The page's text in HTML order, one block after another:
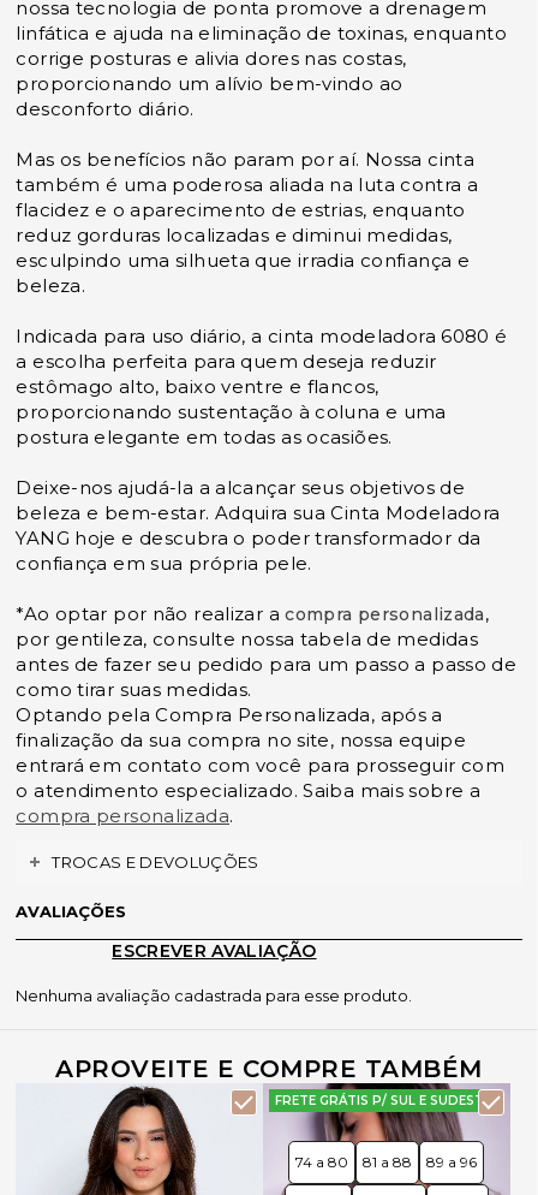
nossa tecnologia de ponta promove a drenagem
linfática e ajuda na eliminação de toxinas, enquanto
corrige posturas e alivia dores nas costas,
proporcionando um alívio bem-vindo ao
desconforto diário.
Mas os benefícios não param por aí. Nossa cinta
também é uma poderosa aliada na luta contra a
flacidez e o aparecimento de estrias, enquanto
reduz gorduras localizadas e diminui medidas,
esculpindo uma silhueta que irradia confiança e
beleza.
Indicada para uso diário, a cinta modeladora 6080 é
a escolha perfeita para quem deseja reduzir
estômago alto, baixo ventre e flancos,
proporcionando sustentação à coluna e uma
postura elegante em todas as ocasiões.
Deixe-nos ajudá-la a alcançar seus objetivos de
beleza e bem-estar. Adquira sua Cinta Modeladora
YANG hoje e descubra o poder transformador da
confiança em sua própria pele.
*Ao optar por não realizar a compra personalizada,
por gentileza, consulte nossa tabela de medidas
antes de fazer seu pedido para um passo a passo de
como tirar suas medidas.
Optando pela Compra Personalizada, após a
finalização da sua compra no site, nossa equipe
entrará em contato com você para prosseguir com
o atendimento especializado. Saiba mais sobre a
compra personalizada.
TROCAS E DEVOLUÇÕES
AVALIAÇÕES
ESCREVER AVALIAÇÃO
Nenhuma avaliação cadastrada para esse produto.
APROVEITE E COMPRE TAMBÉM
FRETE GRÁTIS P/ SUL E SUDESTE
74 a 80 81 a 88 89 a 96